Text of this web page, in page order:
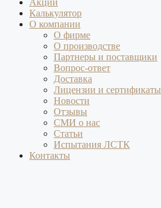
Акции
Калькулятор
О компании
О фирме
О производстве
Партнеры и поставщики
Вопрос-ответ
Доставка
Лицензии и сертификаты
Новости
Отзывы
СМИ о нас
Статьи
Испытания ЛСТК
Контакты